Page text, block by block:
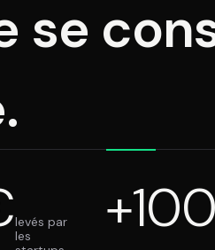
se
levés par
les
+100